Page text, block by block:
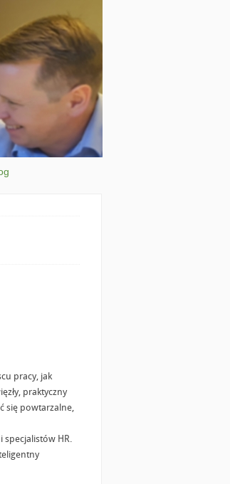
pracy, jak
praktyczny
się powtarzalne,
specjalistów HR.